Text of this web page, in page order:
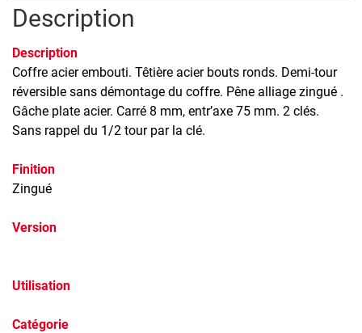
Description
Description
Coffre acier embouti. Têtière acier bouts ronds. Demi-tour
réversible sans démontage du coffre. Pêne alliage zingué .
Gâche plate acier. Carré 8 mm, entr’axe 75 mm. 2 clés.
Sans rappel du 1/2 tour par la clé.
Finition
Zingué
Version
Utilisation
Catégorie